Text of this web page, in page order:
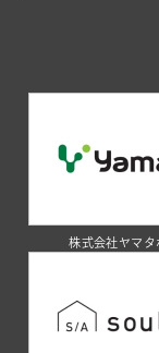
株式会社ヤマタ